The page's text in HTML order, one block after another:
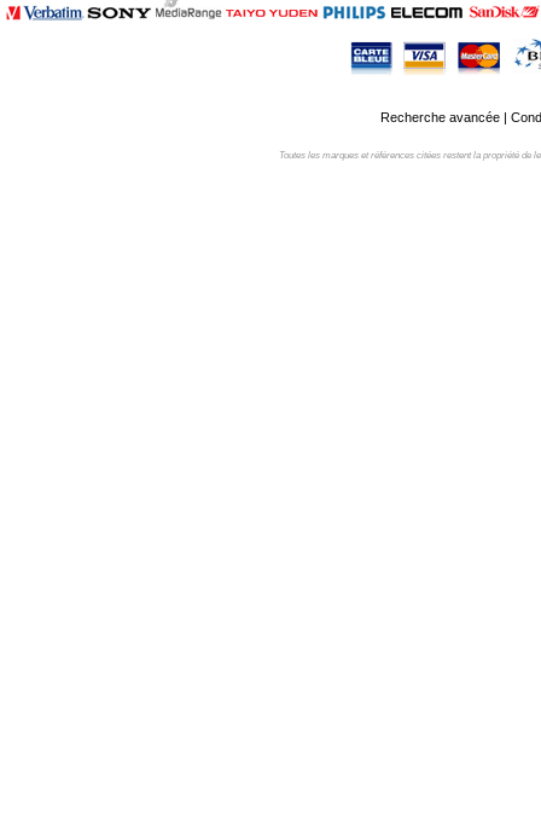
Recherche avancée|
Toutes les marques et références citées restent la propriété de